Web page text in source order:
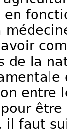
de la
entre
faut